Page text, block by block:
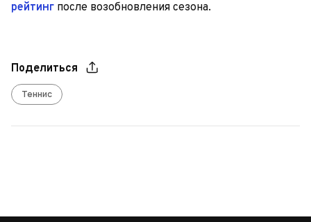
рейтинг после возобновления сезона.
Поделиться
Теннис